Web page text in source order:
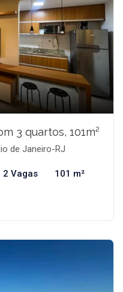
3 quartos, 101m²
de Janeiro-RJ
2 Vagas 101 m²